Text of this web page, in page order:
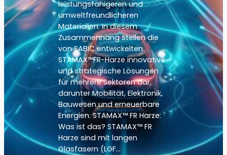
leistungsfähigeren und
umweltfreundlicheren
Materialien. In diesem
Zusammenhang stellen die
von SABIC entwickelten
STAMAX™FR-Harze innovative
und strategische Lösungen
für mehrere Sektoren dar,
darunter Mobilität, Elektronik,
Bauwesen und erneuerbare
Energien. STAMAX™ FR Harze:
Was ist das? STAMAX™ FR
Harze sind mit langen
Glasfasern (LGF…